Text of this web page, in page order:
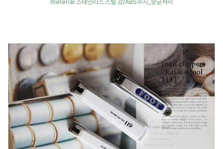
meterial 스테인리스 스틸 강/ABS수지_향균처리